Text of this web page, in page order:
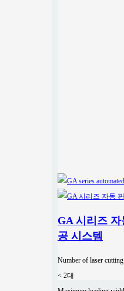
GA 시리즈
공 시스템
Number of laser
< 2대